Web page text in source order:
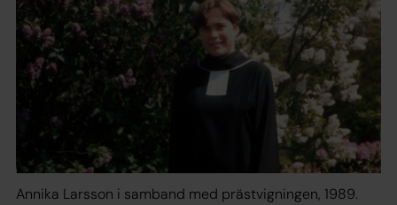
Annika Larsson i samband med prästvigningen, 1989.